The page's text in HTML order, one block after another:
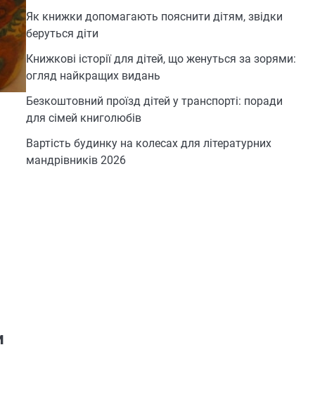
Як книжки допомагають пояснити дітям, звідки
беруться діти
Книжкові історії для дітей, що женуться за зорями:
огляд найкращих видань
Безкоштовний проїзд дітей у транспорті: поради
для сімей книголюбів
Вартість будинку на колесах для літературних
мандрівників 2026